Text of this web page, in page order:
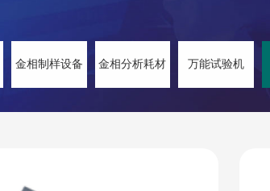
金相制样设备 金相分析耗材 万能试验机